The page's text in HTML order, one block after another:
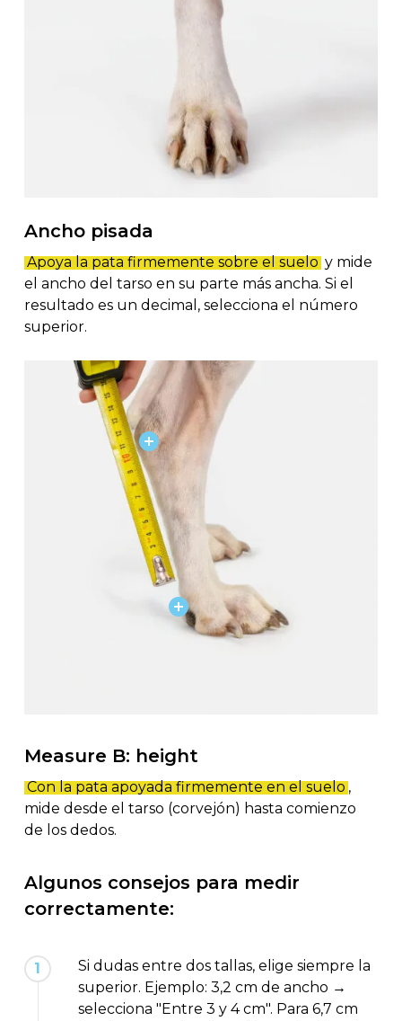
Ancho pisada
Apoya la pata firmemente sobre el sueloy mide
el ancho del tarso en su parte más ancha. Si el
resultado es un decimal, selecciona el número
superior.
Close
Close
Measure B: height
Con la pata apoyada firmemente en el suelo,
mide desde el tarso (corvejón) hasta comienzo
de los dedos.
Algunos consejos para medir
correctamente:
1
Si dudas entre dos tallas, elige siempre la
superior. Ejemplo: 3,2 cm de ancho →
selecciona "Entre 3 y 4 cm". Para 6,7 cm